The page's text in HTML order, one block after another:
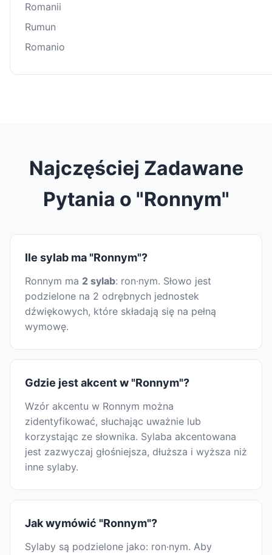
Romanii
Rumun
Romanio
Najczęściej Zadawane
Pytania o "Ronnym"
Ile sylab ma "Ronnym"?
Ronnym ma 2 sylab: ron·nym. Słowo jest
podzielone na 2 odrębnych jednostek
dźwiękowych, które składają się na pełną
wymowę.
Gdzie jest akcent w "Ronnym"?
Wzór akcentu w Ronnym można
zidentyfikować, słuchając uważnie lub
korzystając ze słownika. Sylaba akcentowana
jest zazwyczaj głośniejsza, dłuższa i wyższa niż
inne sylaby.
Jak wymówić "Ronnym"?
Sylaby są podzielone jako: ron·nym. Aby